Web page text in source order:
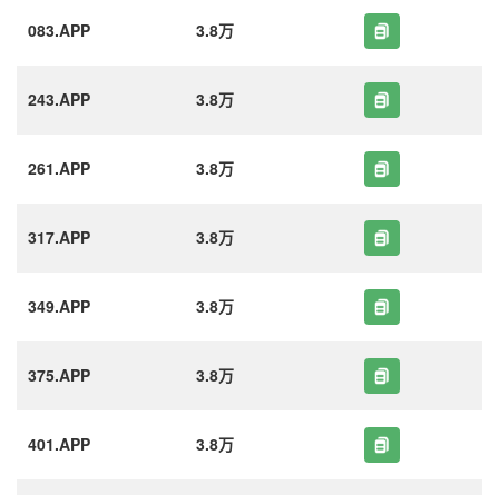
083.APP 3.8万
243.APP 3.8万
261.APP 3.8万
317.APP 3.8万
349.APP 3.8万
375.APP 3.8万
401.APP 3.8万